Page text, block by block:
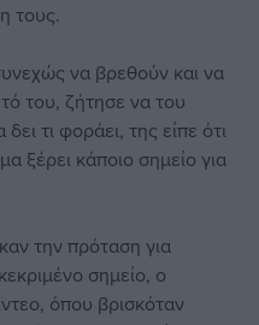
τους.
να βρεθούν και να
του, ζήτησε να του
τι φοράει, της είπε ότι
ξέρει κάποιο σημείο για
την πρόταση για
σημείο, ο
όπου βρισκόταν